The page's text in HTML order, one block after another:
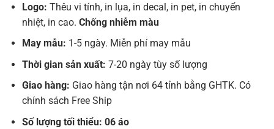
Logo: Thêu vi tính, in lụa, in decal, in pet, in chuyển
nhiệt, in cao. Chống nhiễm màu
May mẫu: 1-5 ngày. Miễn phí may mẫu
Thời gian sản xuất: 7-20 ngày tùy số lượng
Giao hàng: Giao hàng tận nơi 64 tỉnh bằng GHTK. Có
chính sách Free Ship
Số lượng tối thiểu: 06 áo